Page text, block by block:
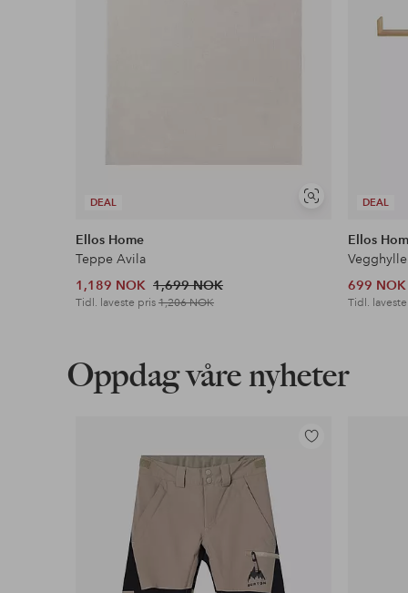
DEAL
Vis
Ellos Home
Teppe Avila
1,189 NOK 1,699 NOK
Tidl. laveste pris1,206 NOK
DEAL
Ellos
Vegghylle
699 NOK
Tidl.
Oppdag våre nyheter
Legg